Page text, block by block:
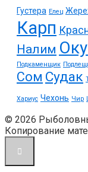
Густера Елец
Карп
Налим
Подкаменщик
Сом Судак
Хариус Чехонь Чир
© 2026
Копирование